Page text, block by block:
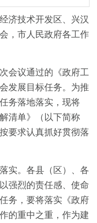
济技术开发区、兴汉
，市人民政府各工作
会议通过的《政府工
发展目标任务。为推
务落地落实，现将
清单》（以下简称
要求认真抓好贯彻落
实。各县（区）、各
强烈的责任感、使命
务，要将落实《政府
的重中之重，作为建